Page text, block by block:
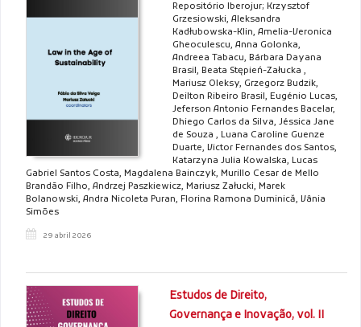
Repositório Iberojur; Krzysztof
Grzesiowski, Aleksandra
Kadłubowska-Klin, Amelia-Veronica
Gheoculescu, Anna Golonka,
Andreea Tabacu, Bárbara Dayana
Brasil, Beata Stępień-Załucka ,
Mariusz Oleksy, Grzegorz Budzik,
Deilton Ribeiro Brasil, Eugénio Lucas,
Jeferson Antonio Fernandes Bacelar,
Dhiego Carlos da Silva, Jéssica Jane
de Souza , Luana Caroline Guenze
Duarte, Victor Fernandes dos Santos,
Katarzyna Julia Kowalska, Lucas
Gabriel Santos Costa, Magdalena Bainczyk, Murillo Cesar de Mello
Brandão Filho, Andrzej Paszkiewicz, Mariusz Załucki, Marek
Bolanowski, Andra Nicoleta Puran, Florina Ramona Duminică, Vânia
Simões
29 abril 2026
Estudos de Direito,
Governança e Inovação, vol. II